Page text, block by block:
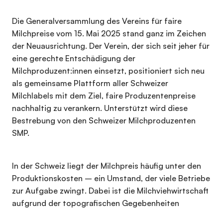
Die Generalversammlung des Vereins für faire
Milchpreise vom 15. Mai 2025 stand ganz im Zeichen
der Neuausrichtung. Der Verein, der sich seit jeher für
eine gerechte Entschädigung der
Milchproduzent:innen einsetzt, positioniert sich neu
als gemeinsame Plattform aller Schweizer
Milchlabels mit dem Ziel, faire Produzentenpreise
nachhaltig zu verankern. Unterstützt wird diese
Bestrebung von den Schweizer Milchproduzenten
SMP.
In der Schweiz liegt der Milchpreis häufig unter den
Produktionskosten – ein Umstand, der viele Betriebe
zur Aufgabe zwingt. Dabei ist die Milchviehwirtschaft
aufgrund der topografischen Gegebenheiten